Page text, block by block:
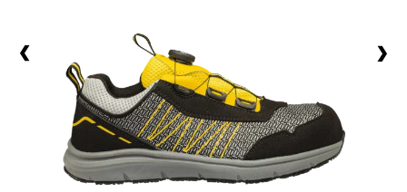
Volnočasová obuv
Tactical